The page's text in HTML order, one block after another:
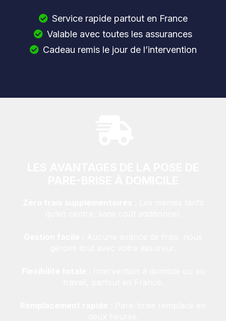
Service rapide partout en France
Valable avec toutes les assurances
Cadeau remis le jour de l’intervention